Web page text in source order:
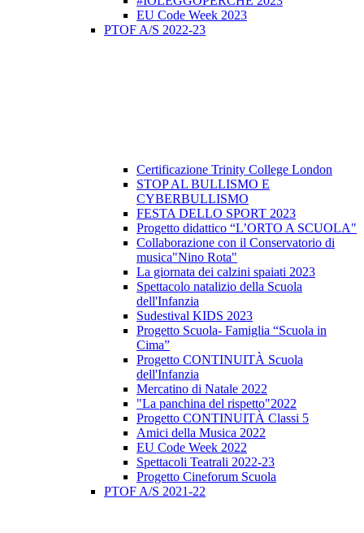
EU Code Week 2023
PTOF A/S 2022-23
Certificazione Trinity College London
STOP AL BULLISMO E
CYBERBULLISMO
FESTA DELLO SPORT 2023
Progetto didattico “L’ORTO A SCUOLA"
Collaborazione con il Conservatorio di
musica"Nino Rota"
La giornata dei calzini spaiati 2023
Spettacolo natalizio della Scuola
dell'Infanzia
Sudestival KIDS 2023
Progetto Scuola- Famiglia “Scuola in
Cima”
Progetto CONTINUITÀ Scuola
dell'Infanzia
Mercatino di Natale 2022
"La panchina del rispetto"2022
Progetto CONTINUITÀ Classi 5
Amici della Musica 2022
EU Code Week 2022
Spettacoli Teatrali 2022-23
Progetto Cineforum Scuola
PTOF A/S 2021-22